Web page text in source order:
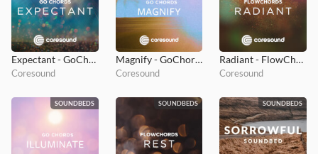
Expectant - GoChords
Coresound
Magnify - GoChords
Coresound
Radiant - FlowChords
Coresound
SOUNDBEDS SOUNDBEDS SOUNDBEDS